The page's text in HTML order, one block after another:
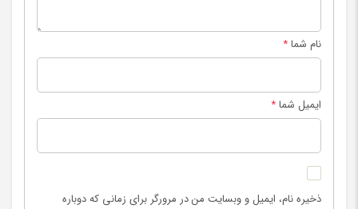
نام شما*
ایمیل شما*
ذخیره نام، ایمیل و وبسایت من در مرورگر برای زمانی که دوباره